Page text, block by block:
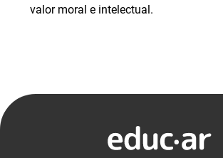
valor moral e intelectual.